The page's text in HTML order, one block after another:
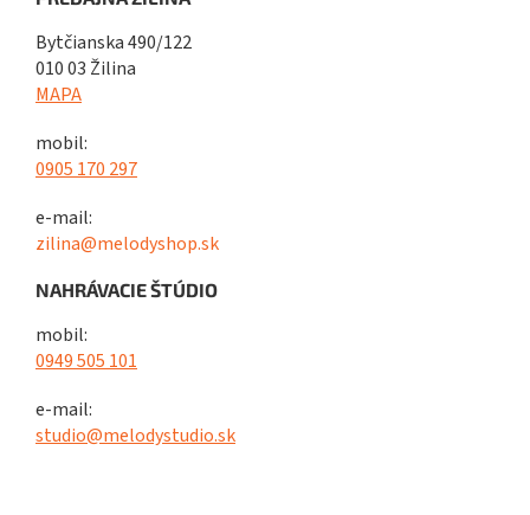
Bytčianska 490/122
010 03 Žilina
MAPA
mobil:
0905 170 297
e-mail:
zilina@melodyshop.sk
NAHRÁVACIE ŠTÚDIO
mobil:
0949 505 101
e-mail:
studio@melodystudio.sk